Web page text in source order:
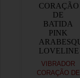
VIBRADOR
CORAÇÃO DE